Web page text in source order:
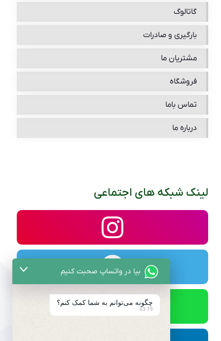
گاتالوگ
بارگیری و صادرات
مشتریان ما
فروشگاه
تماس باما
درباره ما
لینک شبکه های اجتماعی
بیا در واتساپ صحبت کنیم
چگونه می‌توانم به شما کمک کنم؟
03:19